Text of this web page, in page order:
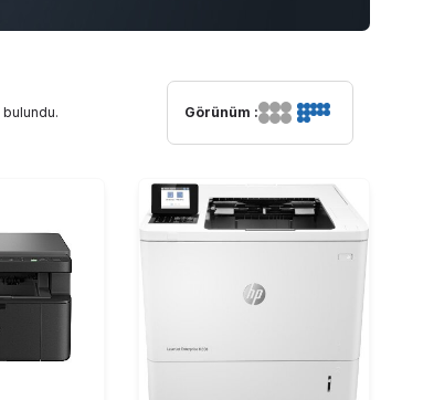
bulundu. Görünüm :